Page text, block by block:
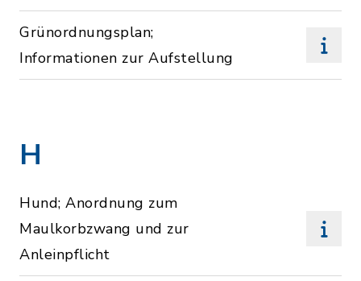
Grünordnungsplan;
Informationen zur Aufstellung
H
Hund; Anordnung zum
Maulkorbzwang und zur
Anleinpflicht